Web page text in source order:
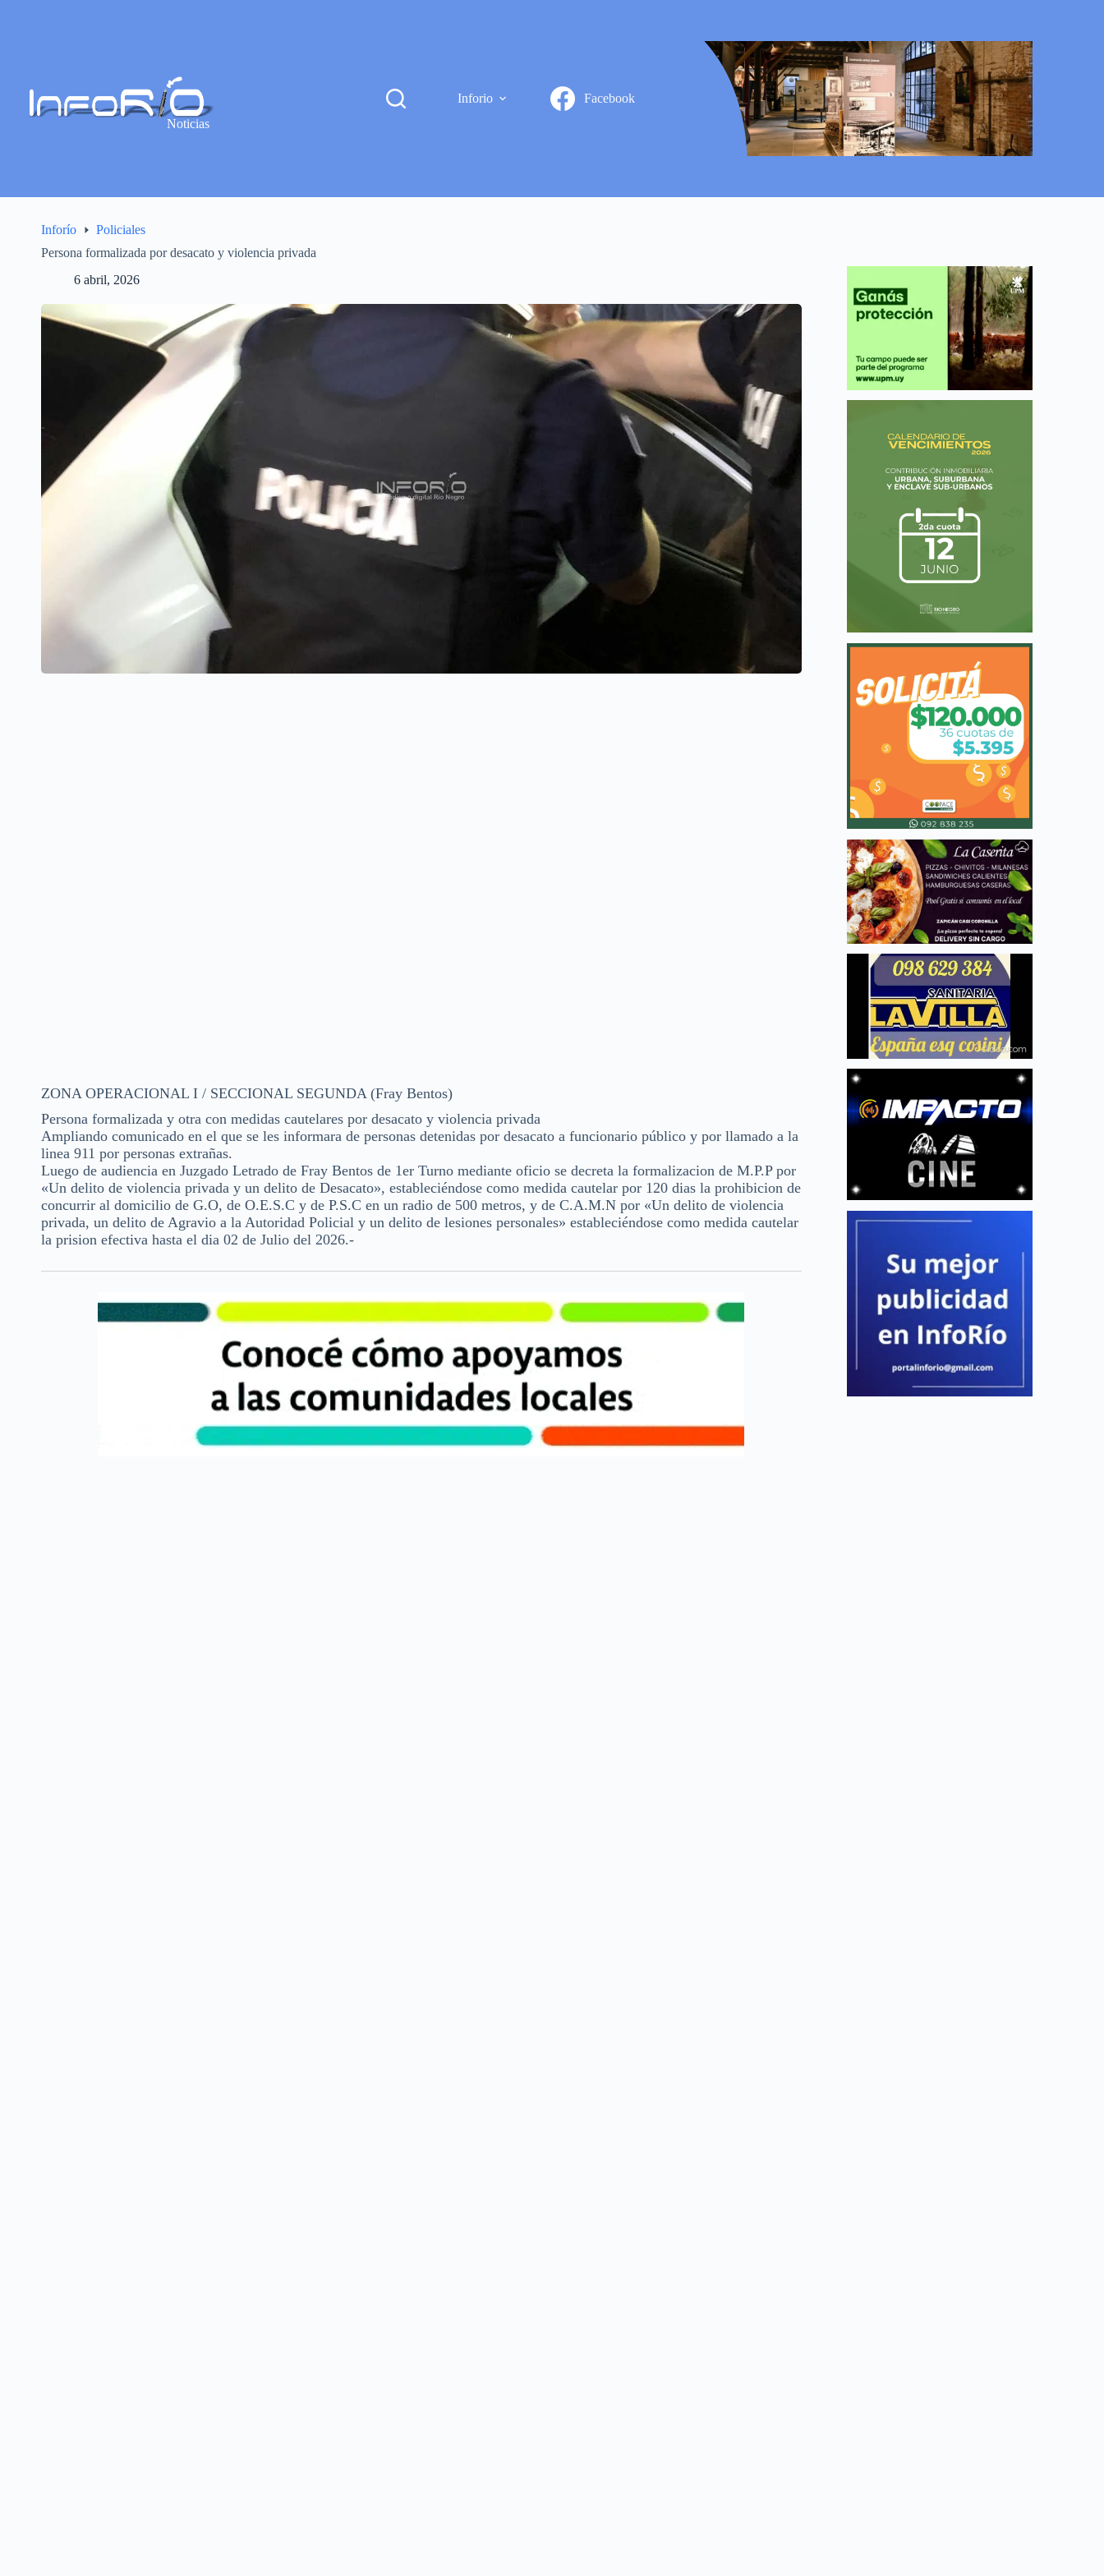
Noticias
Inforio Facebook
Inforío
Policiales
Persona formalizada por desacato y violencia privada
6 abril, 2026
ZONA OPERACIONAL I / SECCIONAL SEGUNDA (Fray Bentos)
Persona formalizada y otra con medidas cautelares por desacato y violencia privada
Ampliando comunicado en el que se les informara de personas detenidas por desacato a funcionario público y por llamado a la
linea 911 por personas extrañas.
Luego de audiencia en Juzgado Letrado de Fray Bentos de 1er Turno mediante oficio se decreta la formalizacion de M.P.P por
«Un delito de violencia privada y un delito de Desacato», estableciéndose como medida cautelar por 120 dias la prohibicion de
concurrir al domicilio de G.O, de O.E.S.C y de P.S.C en un radio de 500 metros, y de C.A.M.N por «Un delito de violencia
privada, un delito de Agravio a la Autoridad Policial y un delito de lesiones personales» estableciéndose como medida cautelar
la prision efectiva hasta el dia 02 de Julio del 2026.-